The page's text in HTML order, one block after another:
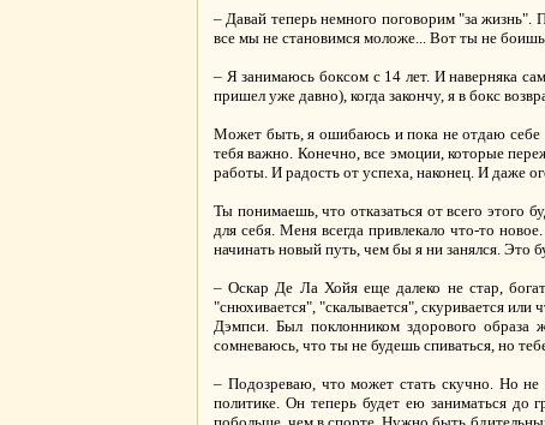
– Давай теперь немного поговорим "за
все мы не становимся моложе... Вот ты не
– Я занимаюсь боксом с 14 лет. И наверняка
пришел уже давно), когда закончу, я в бокс
Может быть, я ошибаюсь и пока не отдаю себе
тебя важно. Конечно, все эмоции, которые
работы. И радость от успеха, наконец. И даже
Ты понимаешь, что отказаться от всего этого
для себя. Меня всегда привлекало что-то
начинать новый путь, чем бы я ни занялся. Это
– Оскар Де Ла Хойя еще далеко не стар,
"снюхивается", "скалывается", скуривается
Дэмпси. Был поклонником здорового
сомневаюсь, что ты не будешь спиваться, но
– Подозреваю, что может стать скучно. Но
политике. Он теперь будет ею заниматься до